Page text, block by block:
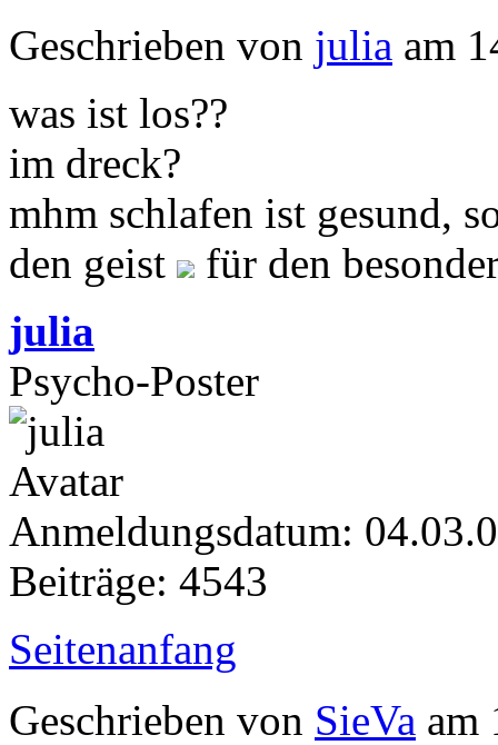
Geschrieben von julia am
was ist los??
im dreck?
mhm schlafen ist gesund,
den geist
für den
julia
Psycho-Poster
Anmeldungsdatum:
Beiträge: 4543
Seitenanfang
Geschrieben von SieVa am